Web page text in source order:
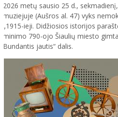
2026 metų sausio 25 d.,
muziejuje (Aušros al. 47) vyks
„1915-ieji. Didžiosios istorijos
minimo 790-ojo Šiaulių miesto
Bundantis jautis“ dalis.